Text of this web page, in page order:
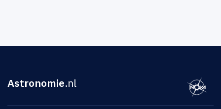
Astronomie.nl